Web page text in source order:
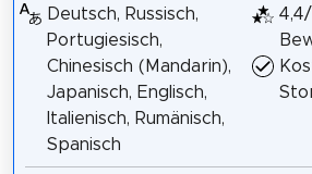
Deutsch, Russisch,
Portugiesisch,
Chinesisch (Mandarin),
Japanisch, Englisch,
Italienisch, Rumänisch,
Spanisch